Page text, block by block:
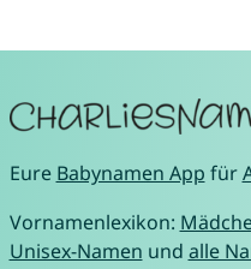
Eure Babynamen App für
Vornamenlexikon:
Unisex-Namen und alle